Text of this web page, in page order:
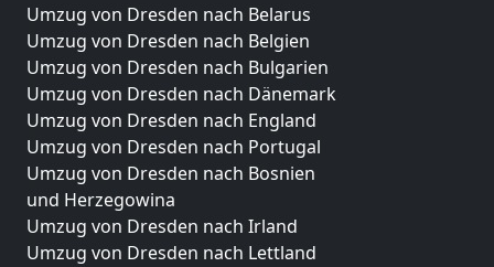
Umzug von Dresden nach Belarus
Umzug von Dresden nach Belgien
Umzug von Dresden nach Bulgarien
Umzug von Dresden nach Dänemark
Umzug von Dresden nach England
Umzug von Dresden nach Portugal
Umzug von Dresden nach Bosnien
und Herzegowina
Umzug von Dresden nach Irland
Umzug von Dresden nach Lettland